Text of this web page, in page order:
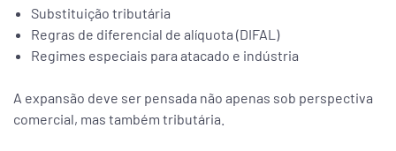
Substituição tributária
Regras de diferencial de alíquota (DIFAL)
Regimes especiais para atacado e indústria
A expansão deve ser pensada não apenas sob perspectiva
comercial, mas também tributária.